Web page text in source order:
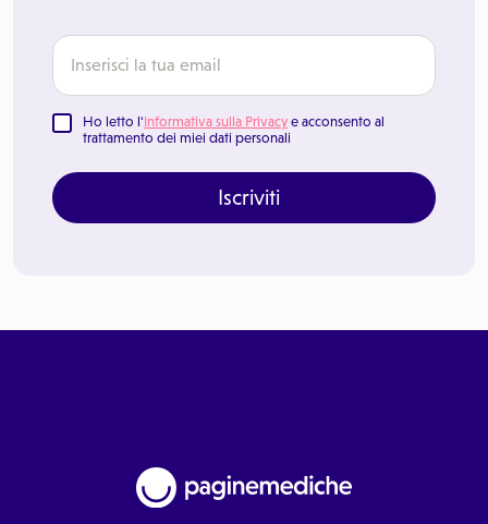
Ho letto l'Informativa sulla Privacy e acconsento al
trattamento dei miei dati personali
Iscriviti